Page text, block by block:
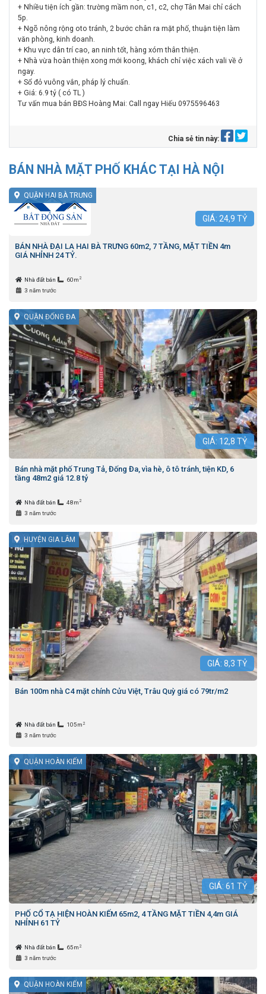
+ Nhiều tiện ích gần: trường mầm non, c1, c2, chợ Tân Mai chỉ cách
5p.
+ Ngõ nông rộng oto tránh, 2 bước chân ra mặt phố, thuận tiện làm
văn phòng, kinh doanh.
+ Khu vực dân trí cao, an ninh tốt, hàng xóm thân thiện.
+ Nhà vừa hoàn thiện xong mới koong, khách chỉ việc xách vali về ở
ngay.
+ Sổ đỏ vuông vắn, pháp lý chuẩn.
+ Giá: 6.9 tỷ ( có TL )
Tư vấn mua bán BĐS Hoàng Mai: Call ngay Hiếu 0975596463
Chia sẻ tin này:
BÁN NHÀ MẶT PHỐ KHÁC TẠI HÀ NỘI
QUẬN HAI BÀ TRƯNG
GIÁ: 24,9 TỶ
BÁN NHÀ ĐẠI LA HAI BÀ TRƯNG 60m2, 7 TẦNG, MẶT TIỀN 4m
GIÁ NHỈNH 24 TỶ.
Nhà đất bán 60m 2
3 năm trước
QUẬN ĐỐNG ĐA
GIÁ: 12,8 TỶ
Bán nhà mặt phố Trung Tả, Đống Đa, vìa hè, ô tô tránh, tiện KD, 6
tầng 48m2 giá 12.8 tỷ
Nhà đất bán 48m 2
3 năm trước
HUYỆN GIA LÂM
GIÁ: 8,3 TỶ
Bán 100m nhà C4 mặt chính Cửu Việt, Trâu Quỳ giá có 79tr/m2
Nhà đất bán 105m 2
3 năm trước
QUẬN HOÀN KIẾM
GIÁ: 61 TỶ
PHỐ CỔ TẠ HIỆN HOÀN KIẾM 65m2, 4 TẦNG MẶT TIỀN 4,4m GIÁ
NHỈNH 61 TỶ
Nhà đất bán 65m 2
3 năm trước
QUẬN HOÀN KIẾM